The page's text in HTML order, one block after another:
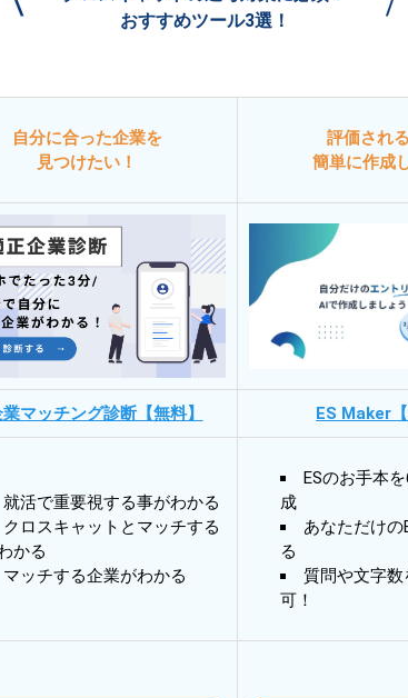
\
おすすめツール3選！
/
自分に合った企業を
見つけたい！
評価され
簡単に作成
マッチング診断【無料】 ES Maker【
就活で重要視する事がわかる
クロスキャットとマッチする
かる
マッチする企業がわかる
ESのお手本
成
あなただけの
る
質問や文字
可！